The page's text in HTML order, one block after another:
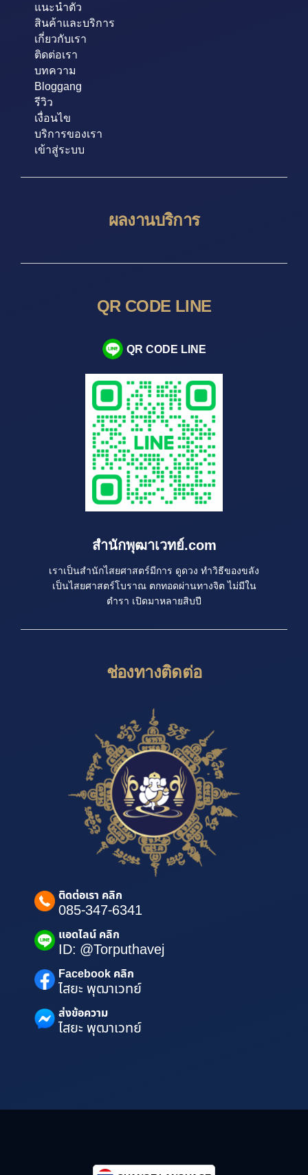
แนะนำตัว
สินค้าและบริการ
เกี่ยวกับเรา
ติดต่อเรา
บทความ
Bloggang
รีวิว
เงื่อนไข
บริการของเรา
เข้าสู่ระบบ
ผลงานบริการ
QR CODE LINE
QR CODE LINE
สำนักพุฒาเวทย์.com
เราเป็นสำนักไสยศาสตร์มีการ ดูดวง ทำวิธีของขลัง
เป็นไสยศาสตร์โบราณ ตกทอดผ่านทางจิต ไม่มีใน
ตำรา เปิดมาหลายสิบปี
ช่องทางติดต่อ
ติดต่อเรา คลิก
085-347-6341
แอดไลน์ คลิก
ID: @Torputhavej
Facebook คลิก
ไสยะ พุฒาเวทย์
ส่งข้อความ
ไสยะ พุฒาเวทย์